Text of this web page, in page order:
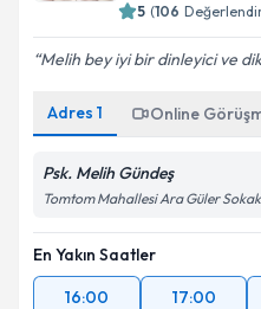
5 (106
Melih bey iyi bir dinleyici ve
Adres 1 Online
Psk. Melih Gündeş
Tomtom Mahallesi Ara Güler
En Yakın Saatler
16:00
17:00